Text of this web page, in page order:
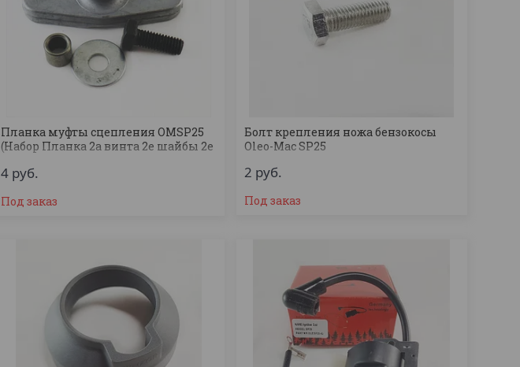
Планка муфты сцепления OMSP25
(Набор Планка 2а винта 2е шайбы 2е
4 руб.
Под заказ
Болт крепления ножа бензокосы
Oleo-Mac SP25
2 руб.
Под заказ